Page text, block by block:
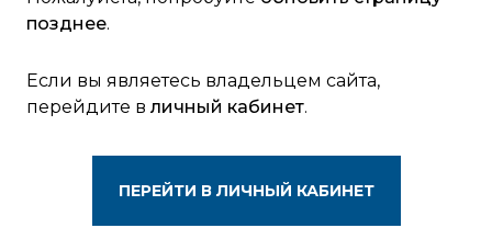
позднее.
Если вы являетесь владельцем сайта,
перейдите в личный кабинет.
ПЕРЕЙТИ В ЛИЧНЫЙ КАБИНЕТ